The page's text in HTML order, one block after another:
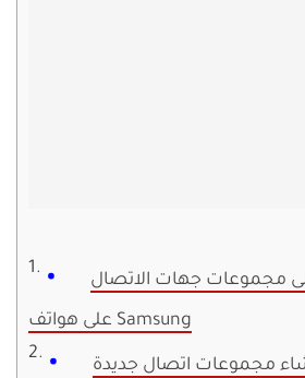
مجموعات جهات الاتصال
على هواتف Samsung
مجموعات اتصال جديدة